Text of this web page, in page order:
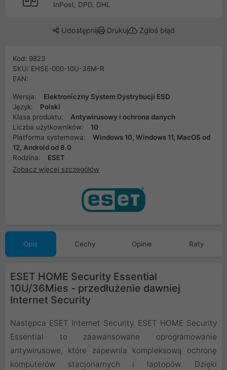
InPost, DPD, DHL
Udostępnij Drukuj Zgłoś błąd
Kod: 9823
SKU: EHSE-000-10U-36M-R
EAN:
Wersja:
Elektroniczny System Dystrybucji ESD
Język:
Polski
Klasa produktu:
Antywirusowy i ochrona danych
Liczba użytkowników:
10
Platforma systemowa:
Windows 10, Windows 11, MacOS od
12, Android od 8.0
Rodzina:
ESET
Zobacz więcej szczegółów
Opis Cechy Opinie Raty
ESET HOME Security Essential
10U/36Mies - przedłużenie dawniej
Internet Security
Następca ESET Internet Security. ESET HOME Security
Essential to zaawansowane oprogramowanie
antywirusowe, które zapewnia kompleksową ochronę
komputerów stacjonarnych i laptopów. Dzięki